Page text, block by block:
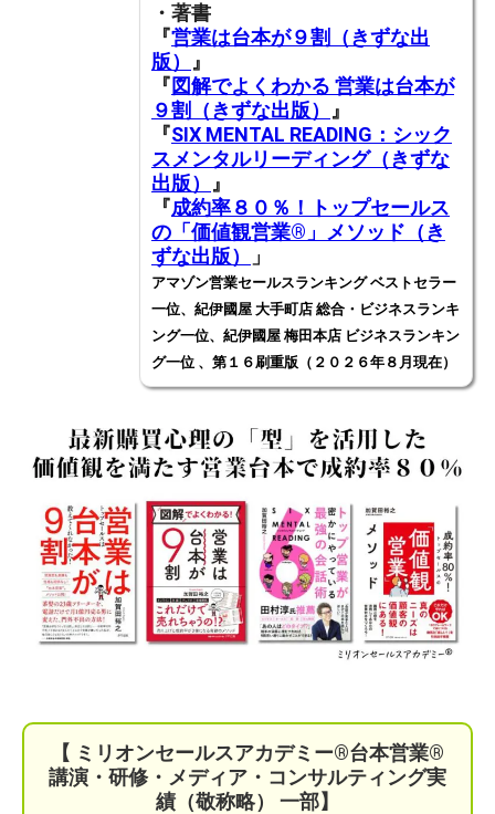
・著書
『営業は台本が９割（きずな出
版） 』
『図解でよくわかる 営業は台本が
９割（きずな出版） 』
『SIX MENTAL READING：シック
スメンタルリーディング（きずな
出版） 』
『成約率８０％！トップセールス
の「価値観営業®️」メソッド（き
ずな出版）
」
アマゾン営業セールスランキング ベストセラー
一位、紀伊國屋 大手町店 総合・ビジネスランキ
ング一位、紀伊國屋 梅田本店 ビジネスランキン
グ一位 、第１６刷重版（２０２６年８月現在）
【 ミリオンセールスアカデミー®︎台本営業®︎
講演・研修・メディア・コンサルティング実
績（敬称略） 一部】